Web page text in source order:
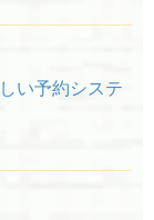
い予約システ